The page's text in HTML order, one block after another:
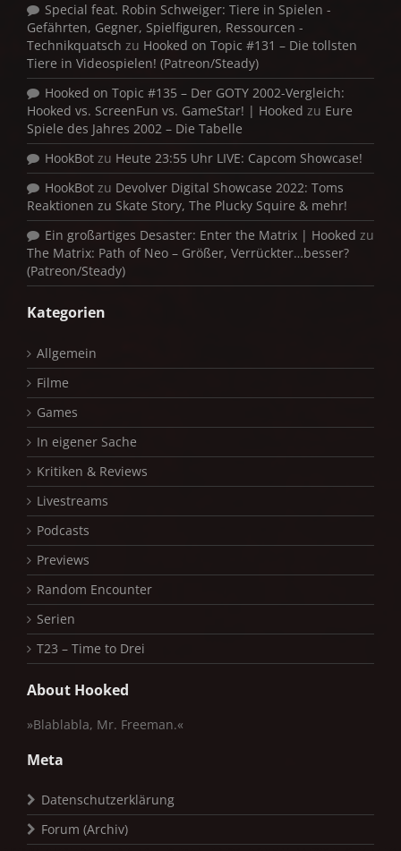
Special feat. Robin Schweiger: Tiere in Spielen -
Gefährten, Gegner, Spielfiguren, Ressourcen -
Technikquatsch zu Hooked on Topic #131 – Die tollsten
Tiere in Videospielen! (Patreon/Steady)
Hooked on Topic #135 – Der GOTY 2002-Vergleich:
Hooked vs. ScreenFun vs. GameStar! | Hooked zu Eure
Spiele des Jahres 2002 – Die Tabelle
HookBot zu Heute 23:55 Uhr LIVE: Capcom Showcase!
HookBot zu Devolver Digital Showcase 2022: Toms
Reaktionen zu Skate Story, The Plucky Squire & mehr!
Ein großartiges Desaster: Enter the Matrix | Hooked zu
The Matrix: Path of Neo – Größer, Verrückter…besser?
(Patreon/Steady)
Kategorien
Allgemein
Filme
Games
In eigener Sache
Kritiken & Reviews
Livestreams
Podcasts
Previews
Random Encounter
Serien
T23 – Time to Drei
About Hooked
»Blablabla, Mr. Freeman.«
Meta
Datenschutzerklärung
Forum (Archiv)